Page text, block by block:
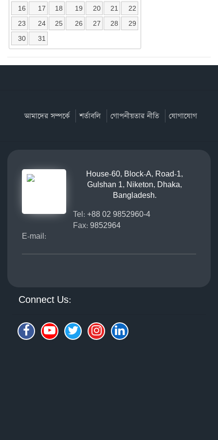
16
17 18 19 20 21
22
23
24 25 26 27 28
29
30
31
আমাদের সম্পর্কে শর্তাবলি গোপনীয়তার নীতি যোগাযোগ
House-60, Block-A, Road-1,
Gulshan 1, Niketon, Dhaka,
Bangladesh.
Tel: +88 02 9852960-4
Fax: 9852964
E-mail:
Connect Us: